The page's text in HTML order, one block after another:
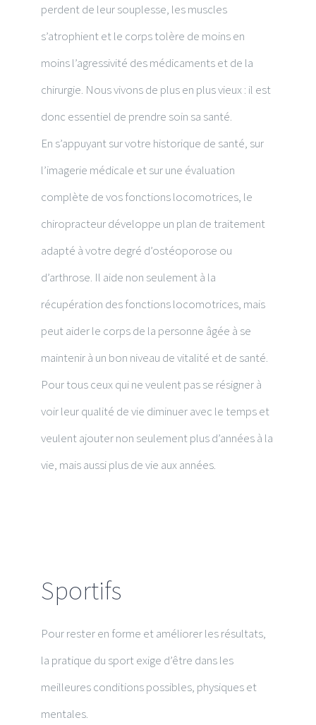
perdent de leur souplesse, les muscles
s’atrophient et le corps tolère de moins en
moins l’agressivité des médicaments et de la
chirurgie. Nous vivons de plus en plus vieux : il est
donc essentiel de prendre soin sa santé.
En s’appuyant sur votre historique de santé, sur
l’imagerie médicale et sur une évaluation
complète de vos fonctions locomotrices, le
chiropracteur développe un plan de traitement
adapté à votre degré d’ostéoporose ou
d’arthrose. Il aide non seulement à la
récupération des fonctions locomotrices, mais
peut aider le corps de la personne âgée à se
maintenir à un bon niveau de vitalité et de santé.
Pour tous ceux qui ne veulent pas se résigner à
voir leur qualité de vie diminuer avec le temps et
veulent ajouter non seulement plus d’années à la
vie, mais aussi plus de vie aux années.
Sportifs
Pour rester en forme et améliorer les résultats,
la pratique du sport exige d’être dans les
meilleures conditions possibles, physiques et
mentales.